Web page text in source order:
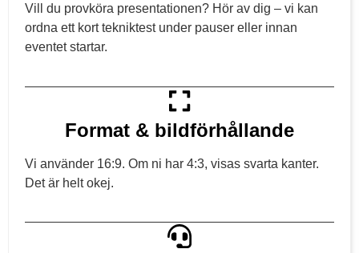
Vill du provköra presentationen? Hör av dig – vi kan
ordna ett kort tekniktest under pauser eller innan
eventet startar.
Format & bildförhållande
Vi använder 16:9. Om ni har 4:3, visas svarta kanter.
Det är helt okej.